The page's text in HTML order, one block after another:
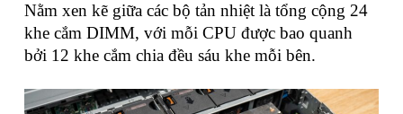
Nằm xen kẽ giữa các bộ tản nhiệt là tổng cộng 24
khe cắm DIMM, với mỗi CPU được bao quanh
bởi 12 khe cắm chia đều sáu khe mỗi bên.